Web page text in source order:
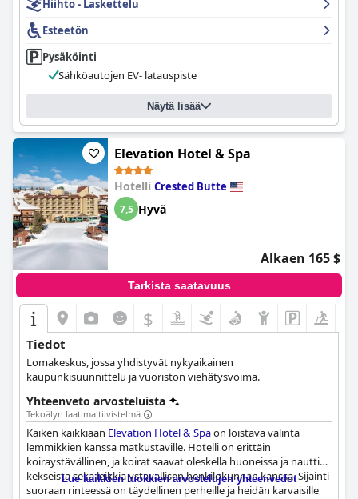
Hiihto - Laskettelu
Esteetön
Pysäköinti
Sähköautojen EV- latauspiste
Näytä lisää
Elevation Hotel & Spa
Hotelli Crested Butte
7,5 Hyvä
Alkaen 165 $
Tarkista saatavuus
$
Tiedot
Lomakeskus, jossa yhdistyvät nykyaikainen
kaupunkisuunnittelu ja vuoriston viehätysvoima.
Yhteenveto arvosteluista
Tekoälyn laatima tiivistelmä
Kaiken kaikkiaan Elevation Hotel & Spaon loistava valinta
lemmikkien kanssa matkustaville. Hotelli on erittäin
koiraystävällinen, ja koirat saavat oleskella huoneissa ja nauttia
kekseistä sekä leikkiä ystävällisen henkilökunnan kanssa. Sijainti
suoraan rinteessä on täydellinen perheille ja heidän karvaisille
Lue kaikkien luokkien arvostelujen yhteenvedot